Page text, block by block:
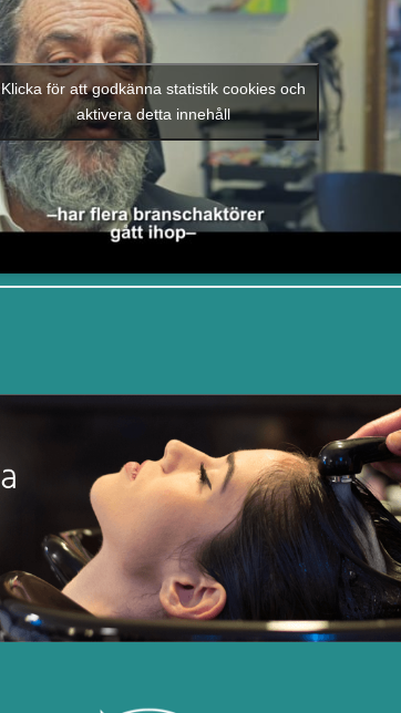
Klicka för att godkänna statistik cookies och
aktivera detta innehåll